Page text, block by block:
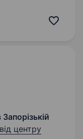
дений
центру